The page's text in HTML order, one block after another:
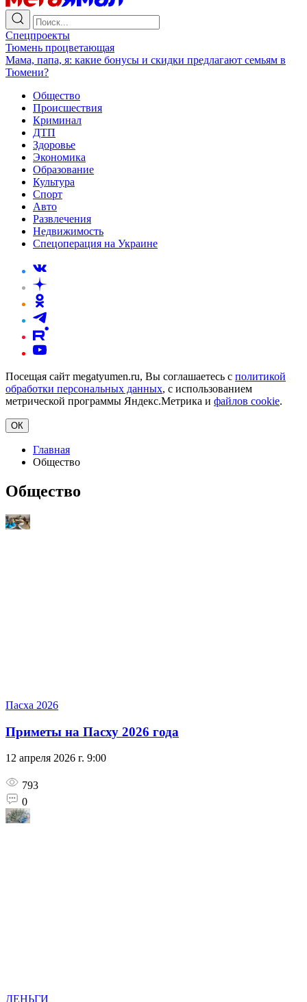
Спецпроекты
Тюмень процветающая
Мама, папа, я: какие бонусы и скидки предлагают семьям в
Тюмени?
Общество
Происшествия
Криминал
ДТП
Здоровье
Экономика
Образование
Культура
Спорт
Авто
Развлечения
Недвижимость
Спецоперация на Украине
Посещая сайт megatyumen.ru, Вы соглашаетесь с политикой
обработки персональных данных, с использованием
метрической программы Яндекс.Метрика и файлов cookie.
ОК
Главная
Общество
Общество
Пасха 2026
Приметы на Пасху 2026 года
12 апреля 2026 г. 9:00
793
0
ДЕНЬГИ